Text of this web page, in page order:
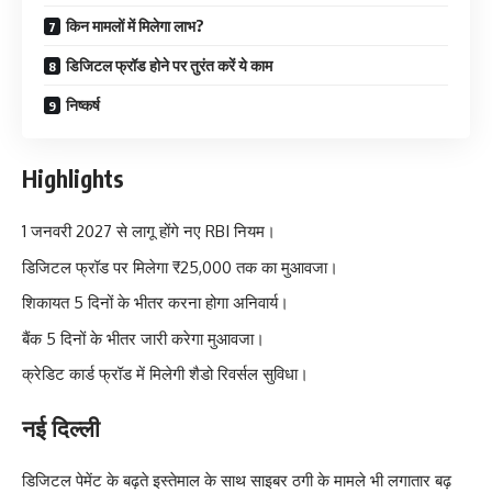
किन मामलों में मिलेगा लाभ?
डिजिटल फ्रॉड होने पर तुरंत करें ये काम
निष्कर्ष
Highlights
1 जनवरी 2027 से लागू होंगे नए RBI नियम।
डिजिटल फ्रॉड पर मिलेगा ₹25,000 तक का मुआवजा।
शिकायत 5 दिनों के भीतर करना होगा अनिवार्य।
बैंक 5 दिनों के भीतर जारी करेगा मुआवजा।
क्रेडिट कार्ड फ्रॉड में मिलेगी शैडो रिवर्सल सुविधा।
नई दिल्ली
डिजिटल पेमेंट के बढ़ते इस्तेमाल के साथ साइबर ठगी के मामले भी लगातार बढ़